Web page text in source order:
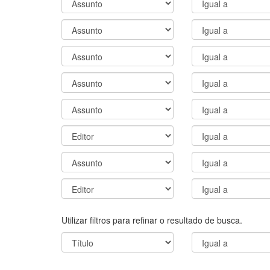
Utilizar filtros para refinar o resultado de busca.